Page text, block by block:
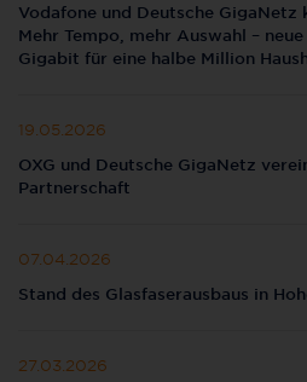
Vodafone und Deutsche GigaNetz
Mehr Tempo, mehr Auswahl –
Gigabit für eine halbe Million
19.05.2026
OXG und Deutsche GigaNetz
Partnerschaft
07.04.2026
Stand des Glasfaserausbaus in
27.03.2026